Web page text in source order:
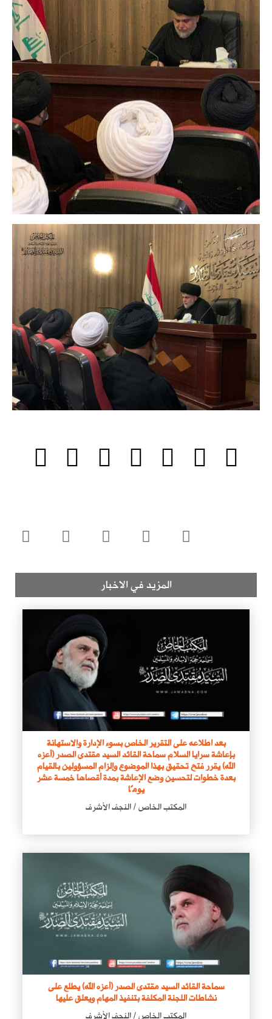
المزيد في الاخبار
بعد اطلاعه على التقرير الخاص بسوء الإدارة والاستهانة
بإعاشة سرايا السلام سماحة القائد السيد مقتدى الصدر (أعزه
الله) يقرر فتح تحقيق بهذا الموضوع وإلزام المسؤولين بالقيام
بعدة خطوات لتحسين وضع الإعاشة بمدة أقصاها خمسة عشر
يومًا
المكتب الخاص / النجف الأشرف
سماحة القائد السيد مقتدى الصدر (أعزه الله) يطلع على
نشاطات اللجنة المكلفة بتنفيذ المهام ويعلق عليها
المكتب الخاص / النجف الأشرف